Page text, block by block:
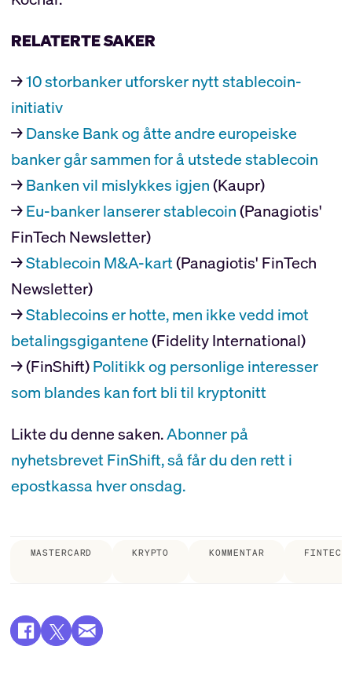
RELATERTE SAKER
→10 storbanker utforsker nytt stablecoin-
initiativ
→Danske Bank og åtte andre europeiske
banker går sammen for å utstede stablecoin
→Banken vil mislykkes igjen(Kaupr)
→Eu-banker lanserer stablecoin(Panagiotis'
FinTech Newsletter)
→Stablecoin M&A-kart(Panagiotis' FinTech
Newsletter)
→Stablecoins er hotte, men ikke vedd imot
betalingsgigantene(Fidelity International)
→ (FinShift)Politikk og personlige interesser
som blandes kan fort bli til kryptonitt
Likte du denne saken.Abonner på
nyhetsbrevet FinShift, så får du den rett i
epostkassa hver onsdag.
MASTERCARD KRYPTO KOMMENTAR FINTECH